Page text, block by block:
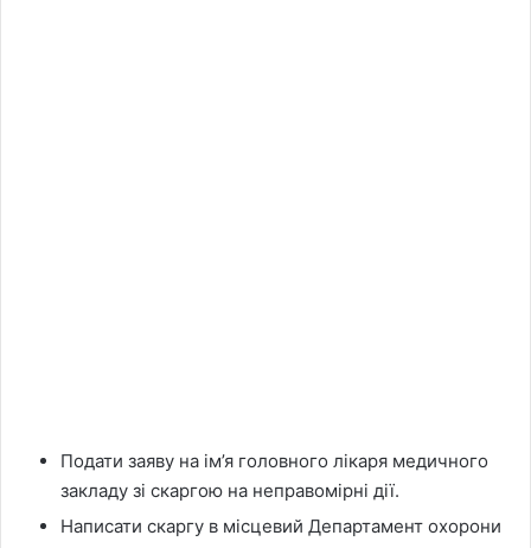
Подати заяву на ім’я головного лікаря медичного
закладу зі скаргою на неправомірні дії.
Написати скаргу в місцевий Департамент охорони